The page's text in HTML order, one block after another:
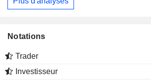
Notations
Trader
Investisseur